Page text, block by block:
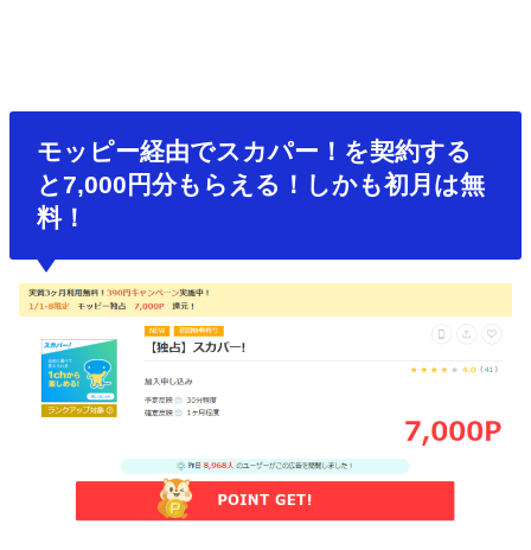
モッピー経由でスカパー！を契約する
と7,000円分もらえる！しかも初月は無
料！